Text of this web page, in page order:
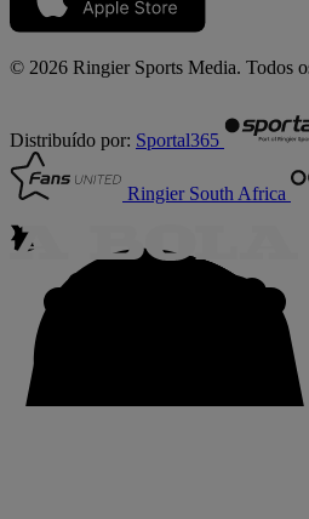
© 2026 Ringier Sports Media. Todos
Distribuído por: Sportal365
Ringier South Africa